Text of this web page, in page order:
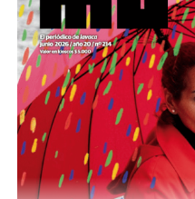
podría ser una frase:
Sin
Descargar la Mu en